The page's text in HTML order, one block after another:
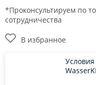
*Проконсультируем по
сотрудничества
В избранное